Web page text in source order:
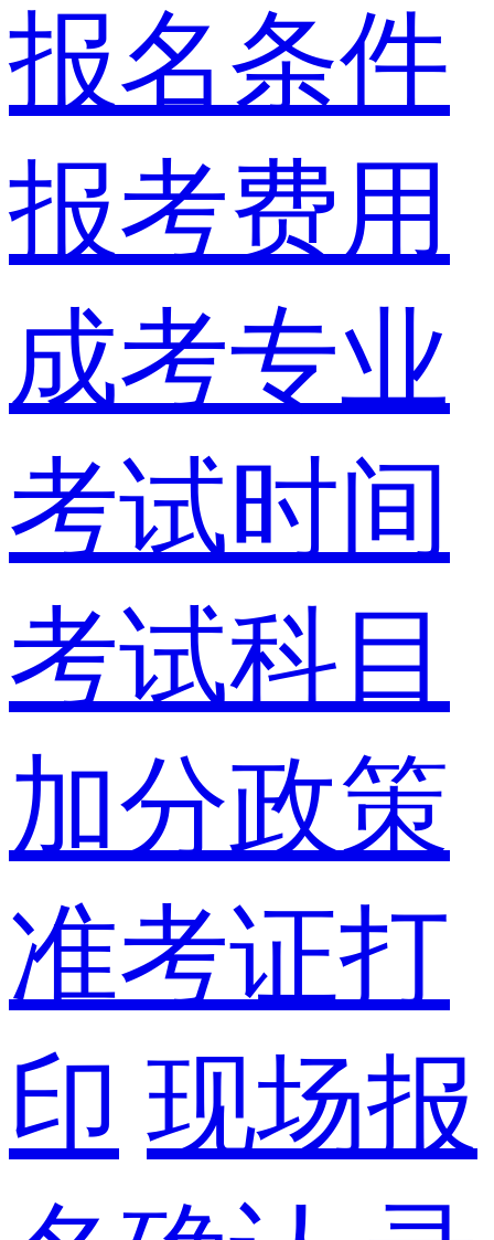
报名条件
报考费用
成考专业
考试时间
考试科目
加分政策
准考证打
印 现场报